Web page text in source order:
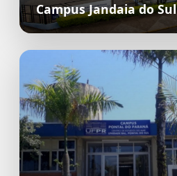
Campus Jandaia do Sul